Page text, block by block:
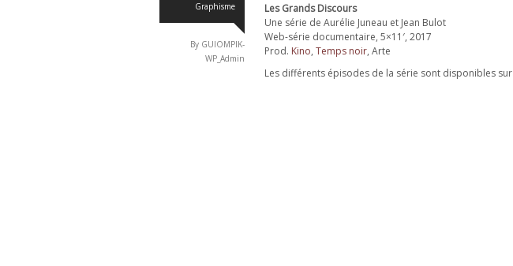
Graphisme
By GUIOMPIK-
WP_Admin
Les Grands Discours
Une série de Aurélie Juneau et Jean Bulot
Web-série documentaire, 5×11′, 2017
Prod. Kino,Temps noir, Arte
Les différents épisodes de la série sont disponibles sur